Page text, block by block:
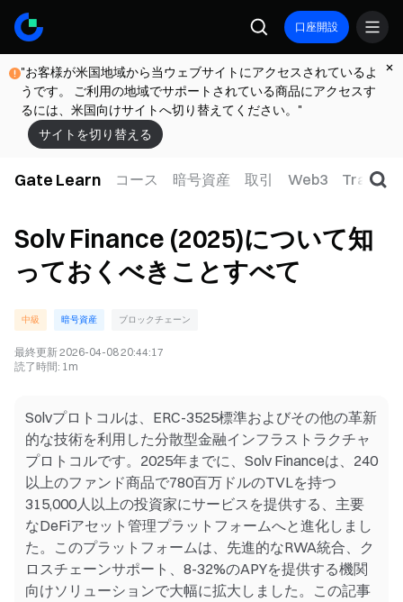
口座開設
"お客様が米国地域から当ウェブサイトにアクセスされているよ
うです。 ご利用の地域でサポートされている商品にアクセスす
るには、米国向けサイトへ切り替えてください。"
サイトを切り替える
Gate Learn コース 暗号資産 取引 Web3 TradFi
Solv Finance (2025)について知
っておくべきことすべて
中級 暗号資産 ブロックチェーン
最終更新2026-04-08 20:44:17
読了時間: 1m
Solvプロトコルは、ERC-3525標準およびその他の革新
的な技術を利用した分散型金融インフラストラクチャ
プロトコルです。2025年までに、Solv Financeは、240
以上のファンド商品で780百万ドルのTVLを持つ
315,000人以上の投資家にサービスを提供する、主要
なDeFiアセット管理プラットフォームへと進化しまし
た。このプラットフォームは、先進的なRWA統合、ク
ロスチェーンサポート、8-32%のAPYを提供する機関
向けソリューションで大幅に拡大しました。この記事